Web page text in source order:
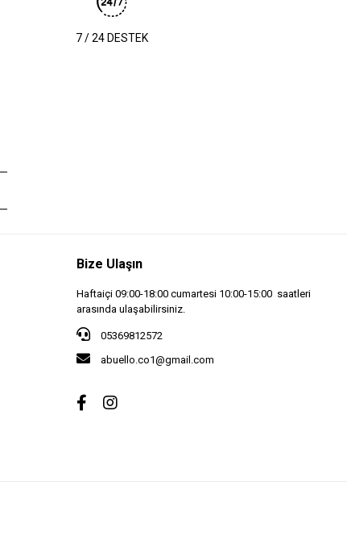
7 / 24 DESTEK
Bize Ulaşın
Haftaiçi 09:00-18:00 cumartesi 10:00-15:00 saatleri
arasında ulaşabilirsiniz.
05369812572
abuello.co1@gmail.com